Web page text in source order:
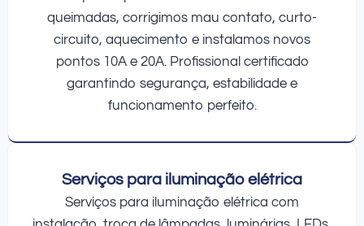
queimadas, corrigimos mau contato, curto-
circuito, aquecimento e instalamos novos
pontos 10A e 20A. Profissional certificado
garantindo segurança, estabilidade e
funcionamento perfeito.
Serviços para iluminação elétrica
Serviços para iluminação elétrica com